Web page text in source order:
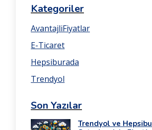
Kategoriler
AvantajliFiyatlar
E-Ticaret
Hepsiburada
Trendyol
Son Yazılar
Trendyol ve